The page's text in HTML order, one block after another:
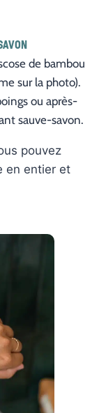
de bambou
sur la photo).
ou après-
sauve-savon.
pouvez
en entier et